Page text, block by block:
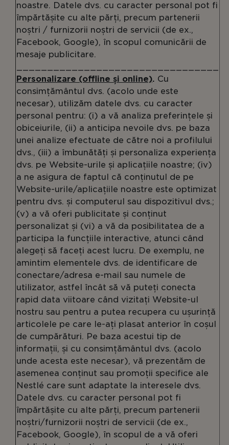
noastre. Datele dvs. cu caracter personal pot fi
împărtășite cu alte părți, precum partenerii
noștri / furnizorii noștri de servicii (de ex.,
Facebook, Google), în scopul comunicării de
mesaje publicitare.
Personalizare (offline și online). Cu
consimțământul dvs. (acolo unde este
necesar), utilizăm datele dvs. cu caracter
personal pentru: (i) a vă analiza preferințele și
obiceiurile, (ii) a anticipa nevoile dvs. pe baza
unei analize efectuate de către noi a profilului
dvs., (iii) a îmbunătăți și personaliza experiența
dvs. pe Website-urile și aplicațiile noastre; (iv)
a ne asigura de faptul că conținutul de pe
Website-urile/aplicațiile noastre este optimizat
pentru dvs. și computerul sau dispozitivul dvs.;
(v) a vă oferi publicitate și conținut
personalizat și (vi) a vă da posibilitatea de a
participa la funcțiile interactive, atunci când
alegeți să faceți acest lucru. De exemplu, ne
amintim elementele dvs. de identificare de
conectare/adresa e-mail sau numele de
utilizator, astfel încât să vă puteți conecta
rapid data viitoare când vizitați Website-ul
nostru sau pentru a putea recupera cu ușurință
articolele pe care le-ați plasat anterior în coșul
de cumpărături. Pe baza acestui tip de
informații, și cu consimțământul dvs. (acolo
unde acesta este necesar), vă prezentăm de
asemenea conținut sau promoții specifice ale
Nestlé care sunt adaptate la interesele dvs.
Datele dvs. cu caracter personal pot fi
împărtășite cu alte părți, precum partenerii
noștri/furnizorii noștri de servicii (de ex.,
Facebook, Google), în scopul de a vă oferi